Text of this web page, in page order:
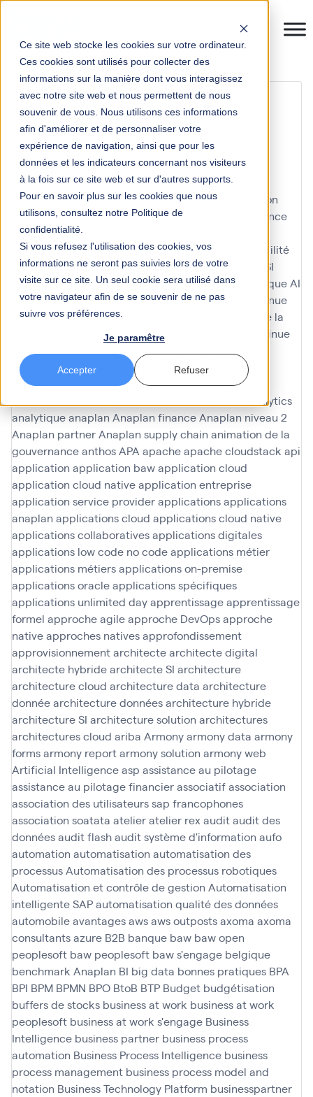
Ce site web stocke les cookies sur votre ordinateur.
Ces cookies sont utilisés pour collecter des
informations sur la manière dont vous interagissez
avec notre site web et nous permettent de nous
souvenir de vous. Nous utilisons ces informations
afin d'améliorer et de personnaliser votre
expérience de navigation, ainsi que pour les
données et les indicateurs concernant nos visiteurs
à la fois sur ce site web et sur d'autres supports.
Pour en savoir plus sur les cookies que nous
utilisons, consultez notre Politique de
confidentialité.
Si vous refusez l'utilisation des cookies, vos
informations ne seront pas suivies lors de votre
visite sur ce site. Un seul cookie sera utilisé dans
votre navigateur afin de se souvenir de ne pas
suivre vos préférences.
Je paramêtre
Accepter Refuser
projet annuel de
performance
10KM Paris accompagnementaccompagnement
Anaplan accompagnement IFSachatsacquisition
acteuracteur clé actualitéactualités administration
administration des ventesadoption utilisateur
agence
nationale de la recherche
agilitéagilité à l'échelle agilité de l'organisation
agilité
des organisationsagilité des processusagilité du SI
agilité du système d'informationagilité technologiqueAI
aide au choix AIFE amélioration amélioration continue
amélioration de l'expérience client
amélioration de la
amélioration de la performance continue
améliorations AMOA Infinoé analyseanalyse data
Analyse de donnéesanalyse donnéesanalyse du
analytics
analytiqueanaplan Anaplan financeAnaplan niveau 2
Anaplan partnerAnaplan supply chain animation de la
gouvernanceanthosAPA apacheapache cloudstack api
application application bawapplication cloud
application cloud nativeapplication entreprise
application service providerapplicationsapplications
anaplan applications cloud applications cloud native
applications collaborativesapplications digitales
applications low code no codeapplications métier
applications métiersapplications on-premise
applications oracleapplications spécifiques
applications unlimited dayapprentissageapprentissage
formel approche agileapproche DevOpsapproche
nativeapproches nativesapprofondissement
approvisionnementarchitectearchitecte digital
architecte hybridearchitecte SI architecture
architecture cloud architecture data architecture
donnéearchitecture donnéesarchitecture hybride
architecture SI architecture solution architectures
architectures cloud ariba Armonyarmony data armony
formsarmony reportarmony solution armony web
Artificial Intelligenceasp assistance au pilotage
assistance au pilotage financierassociatifassociation
association des utilisateurs sap francophones
association soatata atelieratelier rex auditaudit des
donnéesaudit flashaudit système d'information aufo
automation automatisation automatisation des
processusAutomatisation des processus robotiques
Automatisation et contrôle de gestion Automatisation
intelligente SAPautomatisation qualité des données
automobileavantagesawsaws outpostsaxoma axoma
consultantsazure B2B banque baw baw open
peoplesoft baw peoplesoft baw s'engage belgique
benchmark Anaplan BI big data bonnes pratiques BPA
BPI BPM BPMN BPO BtoB BTP Budget budgétisation
buffers de stocks business at work business at work
peoplesoft business at work s'engage Business
Intelligence business partner business process
automation Business Process Intelligence business
process management business process model and
notation Business Technology Platform businesspartner